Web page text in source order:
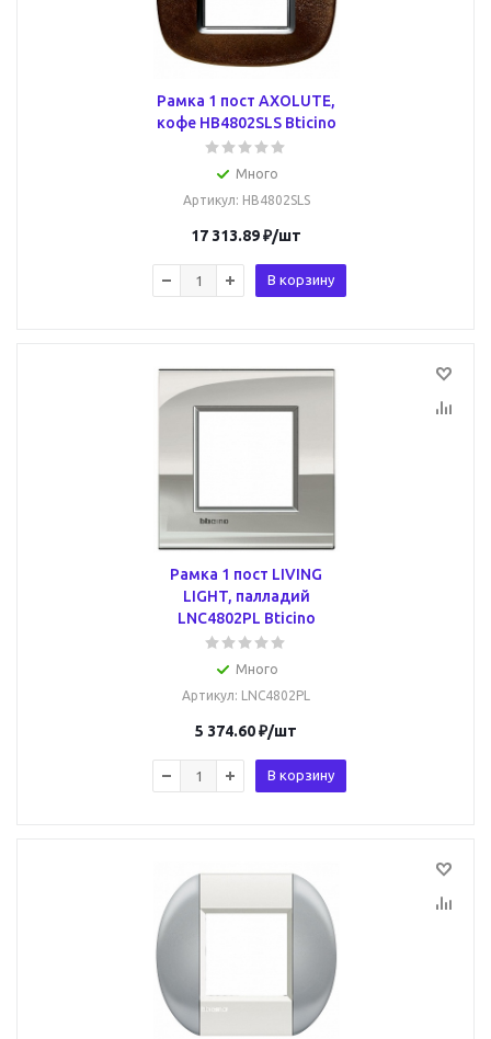
Рамка 1 пост AXOLUTE,
кофе HB4802SLS Bticino
Много
Артикул: HB4802SLS
17 313.89₽/шт
В корзину
Рамка 1 пост LIVING
LIGHT, палладий
LNC4802PL Bticino
Много
Артикул: LNC4802PL
5 374.60₽/шт
В корзину